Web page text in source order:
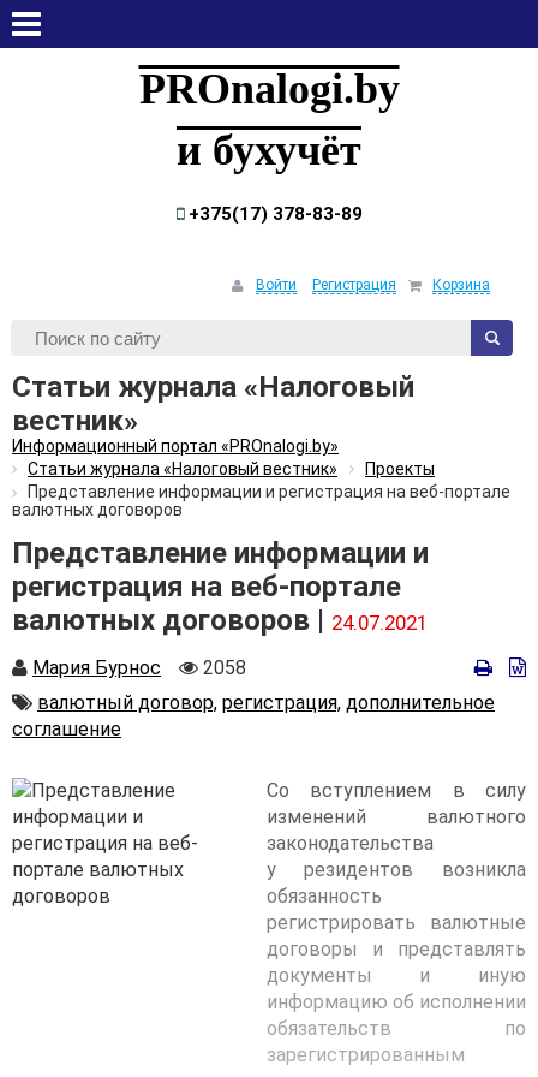
PROnalogi.by
и бухучёт
+375(17) 378-83-89
Войти Регистрация Корзина
Статьи журнала «Налоговый
вестник»
Информационный портал «PROnalogi.by»
Статьи журнала «Налоговый вестник»
Проекты
Представление информации и регистрация на веб-портале
валютных договоров
Представление информации и
регистрация на веб-портале
валютных договоров | 24.07.2021
Автор
Мария Бурнос
Количество
2058
Автор
валютный договор, регистрация, дополнительное
соглашение
Со вступлением в силу
изменений валютного
законодательства
у резидентов возникла
обязанность
регистрировать валютные
договоры и представлять
документы и иную
информацию об исполнении
обязательств по
зарегистрированным